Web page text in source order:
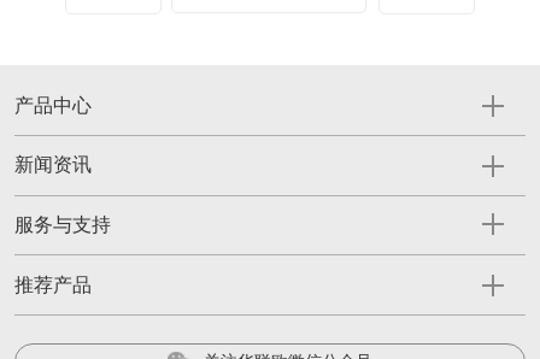
产品中心
新闻资讯
服务与支持
推荐产品